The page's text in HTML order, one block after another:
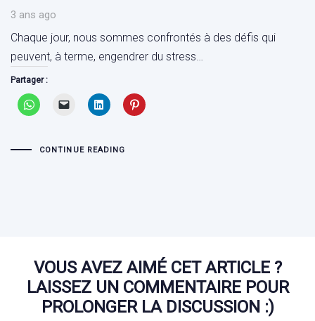
3 ans ago
Chaque jour, nous sommes confrontés à des défis qui
peuvent, à terme, engendrer du stress…
Partager :
CONTINUE READING
VOUS AVEZ AIMÉ CET ARTICLE ?
LAISSEZ UN COMMENTAIRE POUR
PROLONGER LA DISCUSSION :)